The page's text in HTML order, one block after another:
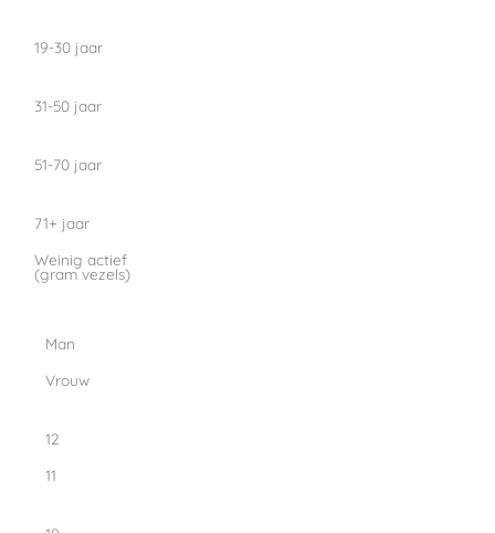
19-30 jaar
31-50 jaar
51-70 jaar
71+ jaar
Weinig actief
(gram vezels)
Man
Vrouw
12
11